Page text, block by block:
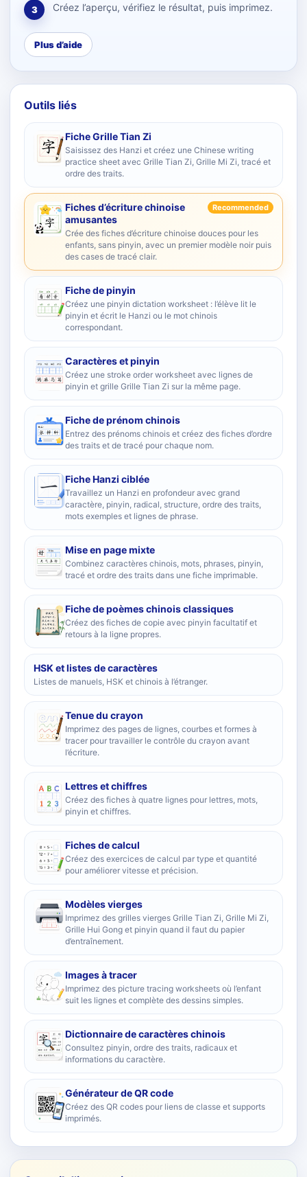
3 Créez l’aperçu, vérifiez le résultat, puis imprimez.
Plus d’aide
Outils liés
Fiche Grille Tian Zi
Saisissez des Hanzi et créez une Chinese writing
practice sheet avec Grille Tian Zi, Grille Mi Zi, tracé et
ordre des traits.
Fiches d’écriture chinoise
amusantes
Recommended
Crée des fiches d’écriture chinoise douces pour les
enfants, sans pinyin, avec un premier modèle noir puis
des cases de tracé clair.
Fiche de pinyin
Créez une pinyin dictation worksheet : l’élève lit le
pinyin et écrit le Hanzi ou le mot chinois
correspondant.
Caractères et pinyin
Créez une stroke order worksheet avec lignes de
pinyin et grille Grille Tian Zi sur la même page.
Fiche de prénom chinois
Entrez des prénoms chinois et créez des fiches d’ordre
des traits et de tracé pour chaque nom.
Fiche Hanzi ciblée
Travaillez un Hanzi en profondeur avec grand
caractère, pinyin, radical, structure, ordre des traits,
mots exemples et lignes de phrase.
Mise en page mixte
Combinez caractères chinois, mots, phrases, pinyin,
tracé et ordre des traits dans une fiche imprimable.
Fiche de poèmes chinois classiques
Créez des fiches de copie avec pinyin facultatif et
retours à la ligne propres.
HSK et listes de caractères
Listes de manuels, HSK et chinois à l’étranger.
Tenue du crayon
Imprimez des pages de lignes, courbes et formes à
tracer pour travailler le contrôle du crayon avant
l’écriture.
Lettres et chiffres
Créez des fiches à quatre lignes pour lettres, mots,
pinyin et chiffres.
Fiches de calcul
Créez des exercices de calcul par type et quantité
pour améliorer vitesse et précision.
Modèles vierges
Imprimez des grilles vierges Grille Tian Zi, Grille Mi Zi,
Grille Hui Gong et pinyin quand il faut du papier
d’entraînement.
Images à tracer
Imprimez des picture tracing worksheets où l’enfant
suit les lignes et complète des dessins simples.
Dictionnaire de caractères chinois
Consultez pinyin, ordre des traits, radicaux et
informations du caractère.
Générateur de QR code
Créez des QR codes pour liens de classe et supports
imprimés.